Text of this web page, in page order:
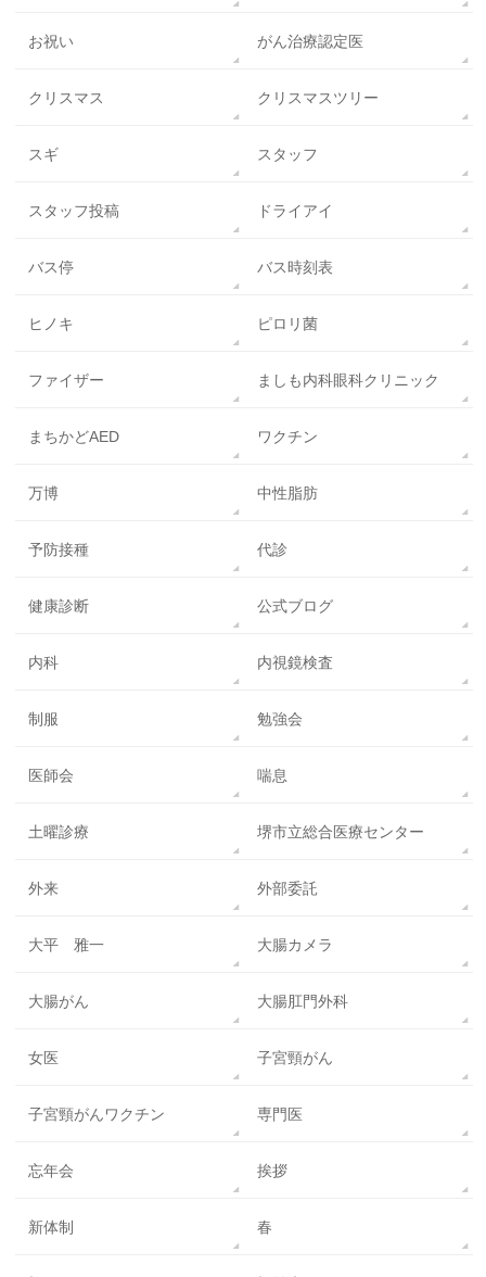
お祝い がん治療認定医
クリスマス クリスマスツリー
スギ スタッフ
スタッフ投稿 ドライアイ
バス停 バス時刻表
ヒノキ ピロリ菌
ファイザー ましも内科眼科クリニック
まちかどAED ワクチン
万博 中性脂肪
予防接種 代診
健康診断 公式ブログ
内科 内視鏡検査
制服 勉強会
医師会 喘息
土曜診療 堺市立総合医療センター
外来 外部委託
大平 雅一 大腸カメラ
大腸がん 大腸肛門外科
女医 子宮頸がん
子宮頸がんワクチン 専門医
忘年会 挨拶
新体制 春